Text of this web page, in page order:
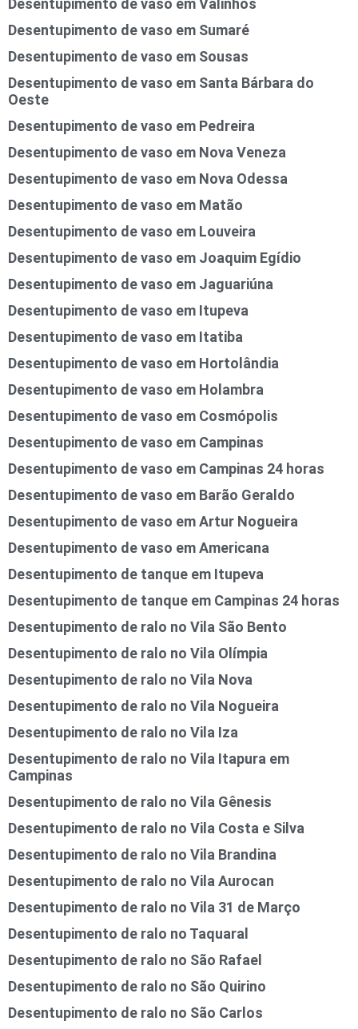
Desentupimento de vaso em Sumaré
Desentupimento de vaso em Sousas
Desentupimento de vaso em Santa Bárbara do
Oeste
Desentupimento de vaso em Pedreira
Desentupimento de vaso em Nova Veneza
Desentupimento de vaso em Nova Odessa
Desentupimento de vaso em Matão
Desentupimento de vaso em Louveira
Desentupimento de vaso em Joaquim Egídio
Desentupimento de vaso em Jaguariúna
Desentupimento de vaso em Itupeva
Desentupimento de vaso em Itatiba
Desentupimento de vaso em Hortolândia
Desentupimento de vaso em Holambra
Desentupimento de vaso em Cosmópolis
Desentupimento de vaso em Campinas
Desentupimento de vaso em Campinas 24 horas
Desentupimento de vaso em Barão Geraldo
Desentupimento de vaso em Artur Nogueira
Desentupimento de vaso em Americana
Desentupimento de tanque em Itupeva
Desentupimento de tanque em Campinas 24 horas
Desentupimento de ralo no Vila São Bento
Desentupimento de ralo no Vila Olímpia
Desentupimento de ralo no Vila Nova
Desentupimento de ralo no Vila Nogueira
Desentupimento de ralo no Vila Iza
Desentupimento de ralo no Vila Itapura em
Campinas
Desentupimento de ralo no Vila Gênesis
Desentupimento de ralo no Vila Costa e Silva
Desentupimento de ralo no Vila Brandina
Desentupimento de ralo no Vila Aurocan
Desentupimento de ralo no Vila 31 de Março
Desentupimento de ralo no Taquaral
Desentupimento de ralo no São Rafael
Desentupimento de ralo no São Quirino
Desentupimento de ralo no São Carlos